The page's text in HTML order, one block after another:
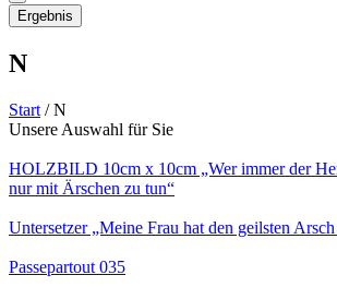
Ergebnis
N
Start / N
Unsere Auswahl für Sie
HOLZBILD 10cm x 10cm „Wer immer der
nur mit Ärschen zu tun“
Untersetzer „Meine Frau hat den geilsten
Passepartout 035